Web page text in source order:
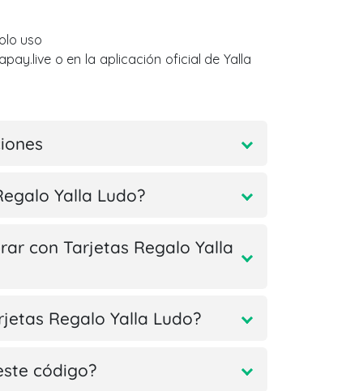
uso
o en la aplicación oficial de Yalla
Yalla Ludo?
con Tarjetas Regalo Yalla
Regalo Yalla Ludo?
código?